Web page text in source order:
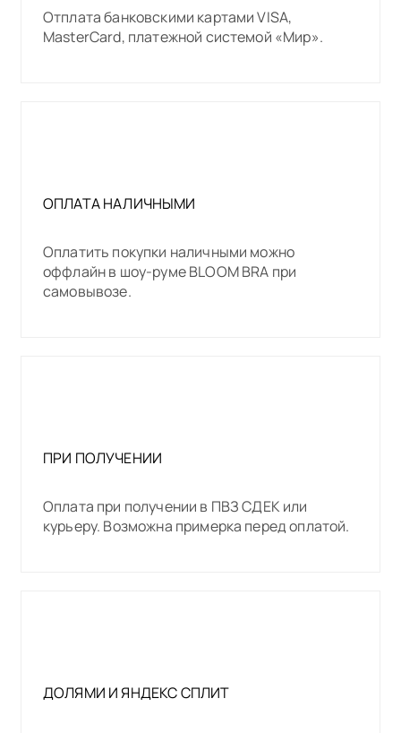
Отплата банковскими картами VISA,
MasterCard, платежной системой «Мир».
ОПЛАТА НАЛИЧНЫМИ
Оплатить покупки наличными можно
оффлайн в шоу-руме BLOOM BRA при
самовывозе.
ПРИ ПОЛУЧЕНИИ
Оплата при получении в ПВЗ СДЕК или
курьеру. Возможна примерка перед оплатой.
ДОЛЯМИ И ЯНДЕКС СПЛИТ